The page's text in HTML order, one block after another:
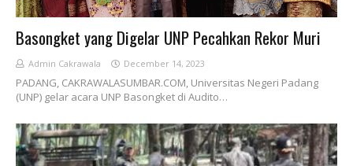
Basongket yang Digelar UNP Pecahkan Rekor Muri
Admin Cakrawala December 14, 2023
PADANG, CAKRAWALASUMBAR.COM, Universitas Negeri Padang
(UNP) gelar acara UNP Basongket di Audito…